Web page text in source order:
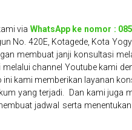
via WhatsApp ke nomor :
No. 420E, Kotagede, Kota
membuat janji konsultasi
channel Youtube kami
ini kami memberikan layanan
yang terjadi. Dan kami juga
jadwal serta